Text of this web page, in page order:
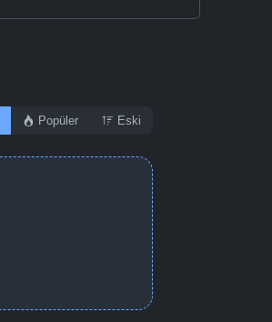
Popüler Eski